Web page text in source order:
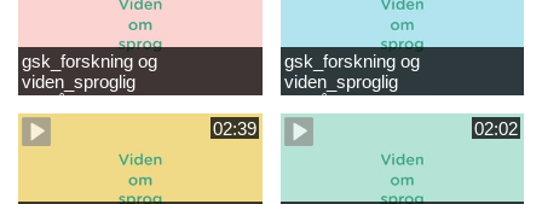
gsk_forskning og
viden_sproglig
forståelse_Støt dit barns
fortsatte læsning 8-10 år.mp4
gsk_forskning og
viden_sproglig
forståelse_Snak med dit barn
6 mdr-2 år.mp4
02:39 02:02